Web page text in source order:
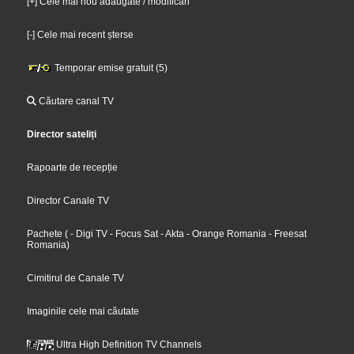
[-] Cele mai recent șterse
Temporar emise gratuit (5)
Căutare canal TV
Director sateliți
Rapoarte de recepție
Director Canale TV
Pachete (- Digi TV - Focus Sat - Akta - Orange Romania - Freesat
Romania)
Cimitirul de Canale TV
Imaginile cele mai căutate
Ultra High Definition TV Channels